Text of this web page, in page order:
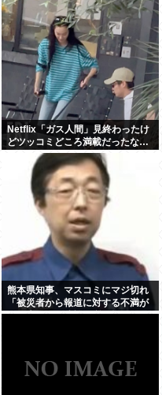
Netflix「ガス人間」見終わったけ
どツッコミどころ満載だったな…
熊本県知事、マスコミにマジ切れ
「被災者から報道に対する不満が
県に来てる、遺族の所に押しかけ